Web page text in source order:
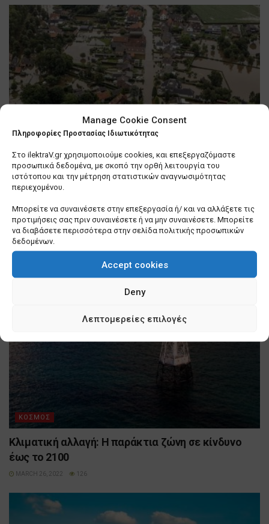
Manage Cookie Consent
Πληροφορίες Προστασίας Ιδιωτικότητας
Στο ilektraV.gr χρησιμοποιούμε cookies, και επεξεργαζόμαστε
προσωπικά δεδομένα, με σκοπό την ορθή λειτουργία του
ιστότοπου και την μέτρηση στατιστικών αναγνωσιμότητας
περιεχομένου.
Μπορείτε να συναινέσετε στην επεξεργασία ή/ και να αλλάξετε τις
προτιμήσεις σας πριν συναινέσετε ή να μην συναινέσετε. Μπορείτε
να διαβάσετε περισσότερα στην σελίδα πολιτικής προσωπικών
δεδομένων.
Accept cookies
Deny
Λεπτομερείες επιλογές
ΚΟΣΜΟΣ
σύμφωνα με τον ΟΗΕ
MAY 5, 2022 210
ΚΟΣΜΟΣ
Κλιματική αλλαγή: Η παράκτια ζώνη σε κίνδυνο
έως το 2100
MARCH 26, 2022 126